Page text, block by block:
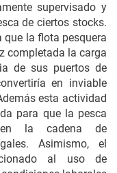
supervisado y
de ciertos stocks.
la flota pesquera
completada la carga
de sus puertos de
en inviable
esta actividad
para que la pesca
en la cadena de
Asimismo, el
al uso de